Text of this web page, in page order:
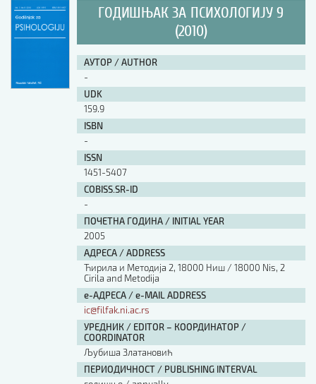
ГОДИШЊАК ЗА ПСИХОЛОГИЈУ 9
(2010)
АУТОР / AUTHOR
-
UDK
159.9
ISBN
-
ISSN
1451-5407
COBISS.SR-ID
-
ПОЧЕТНА ГОДИНА / INITIAL YEAR
2005
АДРЕСА / ADDRESS
Ћирила и Методија 2, 18000 Ниш / 18000 Nis, 2
Cirila and Metodija
е-АДРЕСА / e-MAIL ADDRESS
ic@filfak.ni.ac.rs
УРЕДНИК / EDITOR – КООРДИНАТОР /
COORDINATOR
Љубиша Златановић
ПЕРИОДИЧНОСТ / PUBLISHING INTERVAL